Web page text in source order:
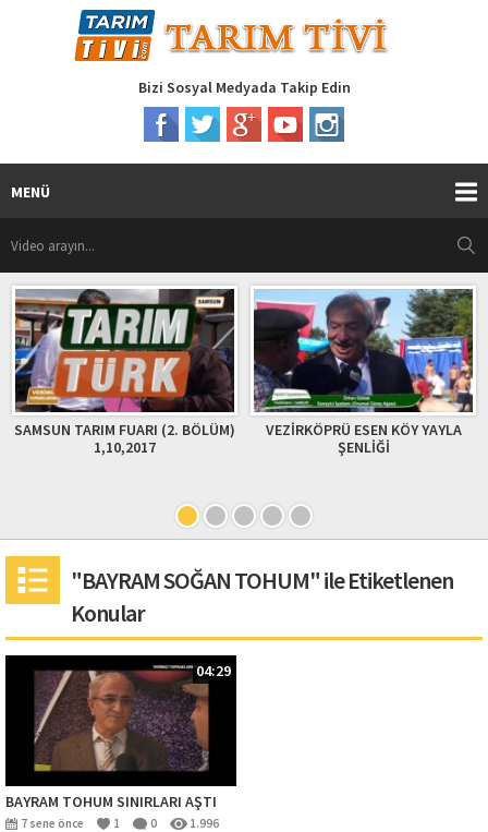
Bizi Sosyal Medyada Takip Edin
MENÜ
(2. BÖLÜM)
VEZİRKÖPRÜ ESEN KÖY YAYLA
1966’DAN
KÖFTESİ ve
"BAYRAM SOĞAN TOHUM" ile Etiketlenen
Konular
04:29
BAYRAM TOHUM SINIRLARI AŞTI
7 sene önce 1 0 1.996